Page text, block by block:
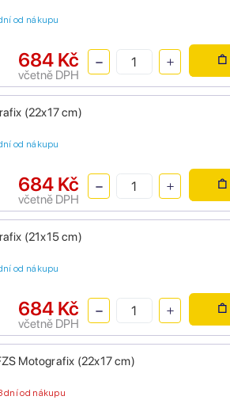
od nákupu
684 Kč
včetně DPH
(22x17 cm)
od nákupu
684 Kč
včetně DPH
(21x15 cm)
od nákupu
684 Kč
včetně DPH
Motografix (22x17 cm)
dní od nákupu